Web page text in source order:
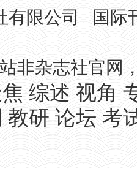
有限公司 国际
站非杂志社官
综述 视角
教研 论坛 考